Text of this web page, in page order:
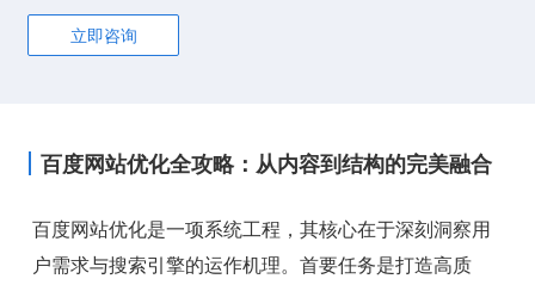
立即咨询
百度网站优化全攻略：从内容到结构的完美融合
百度网站优化是一项系统工程，其核心在于深刻洞察用
户需求与搜索引擎的运作机理。首要任务是打造高质